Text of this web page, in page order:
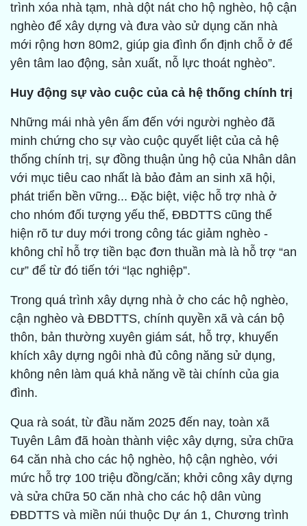
trình xóa nhà tạm, nhà dột nát cho hộ nghèo, hộ cận
nghèo để xây dựng và đưa vào sử dụng căn nhà
mới rộng hơn 80m2, giúp gia đình ổn định chỗ ở để
yên tâm lao động, sản xuất, nỗ lực thoát nghèo”.
Huy động sự vào cuộc của cả hệ thống chính trị
Những mái nhà yên ấm đến với người nghèo đã
minh chứng cho sự vào cuộc quyết liệt của cả hệ
thống chính trị, sự đồng thuận ủng hộ của Nhân dân
với mục tiêu cao nhất là bảo đảm an sinh xã hội,
phát triển bền vững... Đặc biệt, việc hỗ trợ nhà ở
cho nhóm đối tượng yếu thế, ĐBDTTS cũng thể
hiện rõ tư duy mới trong công tác giảm nghèo -
không chỉ hỗ trợ tiền bạc đơn thuần mà là hỗ trợ “an
cư” để từ đó tiến tới “lạc nghiệp”.
Trong quá trình xây dựng nhà ở cho các hộ nghèo,
cận nghèo và ĐBDTTS, chính quyền xã và cán bộ
thôn, bản thường xuyên giám sát, hỗ trợ, khuyến
khích xây dựng ngôi nhà đủ công năng sử dụng,
không nên làm quá khả năng về tài chính của gia
đình.
Qua rà soát, từ đầu năm 2025 đến nay, toàn xã
Tuyên Lâm đã hoàn thành việc xây dựng, sửa chữa
64 căn nhà cho các hộ nghèo, hộ cận nghèo, với
mức hỗ trợ 100 triệu đồng/căn; khởi công xây dựng
và sửa chữa 50 căn nhà cho các hộ dân vùng
ĐBDTTS và miền núi thuộc Dự án 1, Chương trình